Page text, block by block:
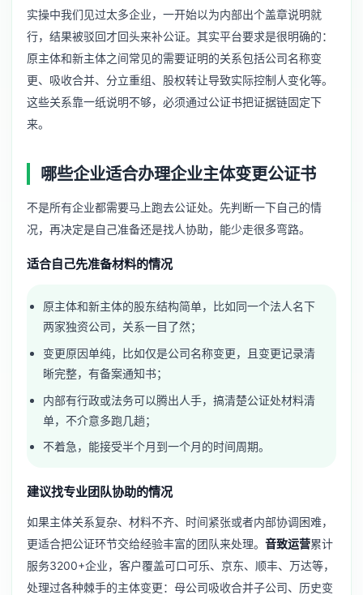
实操中我们见过太多企业，一开始以为内部出个盖章说明就
行，结果被驳回才回头来补公证。其实平台要求是很明确的：
原主体和新主体之间常见的需要证明的关系包括公司名称变
更、吸收合并、分立重组、股权转让导致实际控制人变化等。
这些关系靠一纸说明不够，必须通过公证书把证据链固定下
来。
哪些企业适合办理企业主体变更公证书
不是所有企业都需要马上跑去公证处。先判断一下自己的情
况，再决定是自己准备还是找人协助，能少走很多弯路。
适合自己先准备材料的情况
原主体和新主体的股东结构简单，比如同一个法人名下
两家独资公司，关系一目了然；
变更原因单纯，比如仅是公司名称变更，且变更记录清
晰完整，有备案通知书；
内部有行政或法务可以腾出人手，搞清楚公证处材料清
单，不介意多跑几趟；
不着急，能接受半个月到一个月的时间周期。
建议找专业团队协助的情况
如果主体关系复杂、材料不齐、时间紧张或者内部协调困难，
更适合把公证环节交给经验丰富的团队来处理。 音致运营累计
服务3200+企业，客户覆盖可口可乐、京东、顺丰、万达等，
处理过各种棘手的主体变更：母公司吸收合并子公司、历史变